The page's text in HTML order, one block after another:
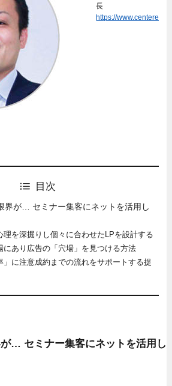
長
https://
目次
界が… セミナー集客にネットを活用し
理を深掘りし個々に合わせたLPを設計する
にあり広告の「穴場」を見つける方法
」に注意成約までの流れをサポートする提
… セミナー集客にネットを活用し